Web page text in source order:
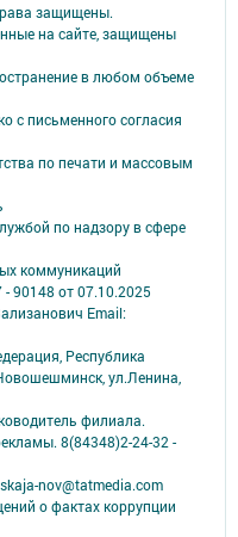
защищены.
на сайте, защищены
в любом объеме
с письменного согласия
по печати и массовым
по надзору в сфере
коммуникаций
90148 от 07.10.2025
Email:
Республика
ул.Ленина,
филиала.
8(84348)2-24-32 -
nov@tatmedia.com
о фактах коррупции